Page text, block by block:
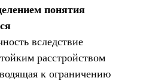
понятия
вследствие
расстройством
к ограничению